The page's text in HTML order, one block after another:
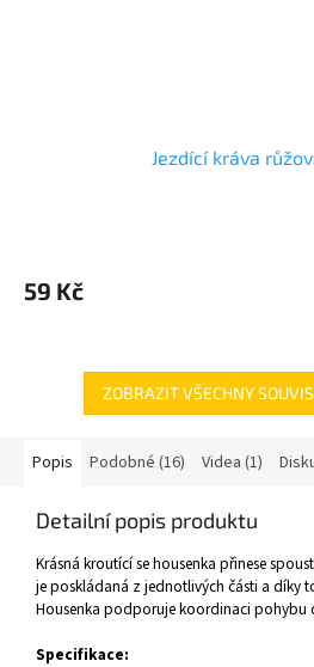
Jezdící kráva
59 Kč
ZOBRAZIT VŠECHNY
Popis Podobné (16) Videa (1)
Detailní popis produktu
Krásná kroutící se housenka přinese
je poskládaná z jednotlivých části a díky
Housenka podporuje koordinaci pohybu
Specifikace: